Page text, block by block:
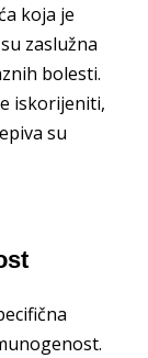
koja je
zaslužna
bolesti.
iskorijeniti,
su